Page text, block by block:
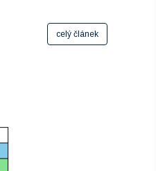
celý článek